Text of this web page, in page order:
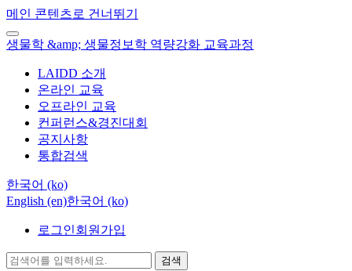
메인 콘텐츠로 건너뛰기
생물학 &amp; 생물정보학 역량강화 교육과정
LAIDD 소개
온라인 교육
오프라인 교육
컨퍼런스&경진대회
공지사항
통합검색
한국어 ‎(ko)‎
English ‎(en)‎한국어 ‎(ko)‎
로그인회원가입
검색